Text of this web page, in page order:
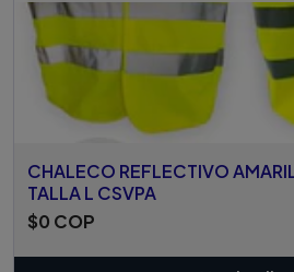
CHALECO REFLECTIVO
TALLA L CSVPA
$0 COP